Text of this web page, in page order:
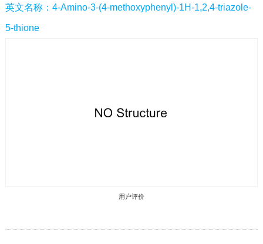
药中间体|其他原料药中间体|
英文名称：4-Amino-3-(4-methoxyphenyl)-1H-1,2,4-triazole-
5-thione
用户评价